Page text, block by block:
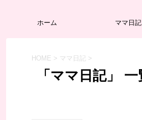
ホーム ママ日記
HOME > ママ日記 >
「ママ日記」 一